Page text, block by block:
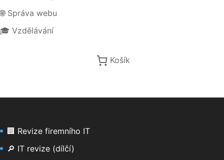
🌐 Správa webu
🎓 Vzdělávání
Košík
🏢 Revize firemního IT
🔎 IT revize (dílčí)